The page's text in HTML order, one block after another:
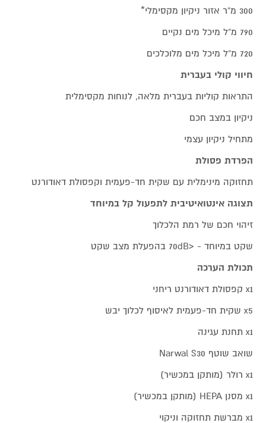
300 מ“ר אזור ניקיון מקסימלי*
790 מ“ל מיכל מים נקיים
720 מ“ל מיכל מים מלוכלכים
חיווי קולי בעברית
התראות קוליות בעברית מלאה, לנוחות מקסימלית
ניקיון במצב חכם
מתחיל ניקיון עצמי
הפרדת פסולת
תחזוקה מינימלית עם שקית חד-פעמית וקפסולת דאודורנט
תצוגה אינטואיטיבית לתפעול קל במיוחד
זיהוי חכם של רמת הלכלוך
שקט במיוחד - <70dB בהפעלת מצב שקט
תכולת הערכה
x1 קפסולת דאודורנט ריחני
x5 שקית חד-פעמית לאיסוף לכלוך יבש
x1 תחנת עגינה
שואב שוטף Narwal S30
x1 רולר (מותקן במכשיר)
x1 מסנן HEPA (מותקן במכשיר)
x1 מברשת תחזוקה וניקוי